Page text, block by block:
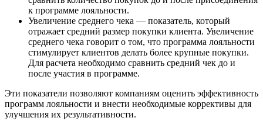
к программе лояльности.
Увеличение среднего чека — показатель, который
отражает средний размер покупки клиента. Увеличение
среднего чека говорит о том, что программа лояльности
стимулирует клиентов делать более крупные покупки.
Для расчета необходимо сравнить средний чек до и
после участия в программе.
Эти показатели позволяют компаниям оценить эффективность
программ лояльности и внести необходимые коррективы для
улучшения их результативности.